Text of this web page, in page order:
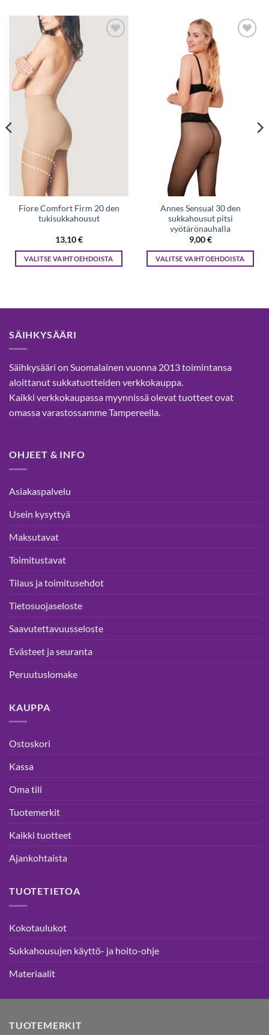
Fiore Comfort Firm 20 den
tukisukkahousut
13,10€
VALITSE VAIHTOEHDOISTA
useampi
Voit
tuotteen
sivulla.
toivelistaan
Annes Sensual 30 den
sukkahousut pitsi
vyötärönauhalla
9,00€
VALITSE VAIHTOEHDOISTA
useampi
tuotteen
SÄIHKYSÄÄRI
Säihkysääri on Suomalainen vuonna 2013 toimintansa
aloittanut sukkatuotteiden verkkokauppa.
Kaikki verkkokaupassa myynnissä olevat tuotteet ovat
omassa varastossamme Tampereella.
OHJEET & INFO
Asiakaspalvelu
Usein kysyttyä
Maksutavat
Toimitustavat
Tilaus ja toimitusehdot
Tietosuojaseloste
Saavutettavuusseloste
Evästeet ja seuranta
Peruutuslomake
KAUPPA
Ostoskori
Kassa
Oma tili
Tuotemerkit
Kaikki tuotteet
Ajankohtaista
TUOTETIETOA
Kokotaulukot
Sukkahousujen käyttö- ja hoito-ohje
Materiaalit
TUOTEMERKIT